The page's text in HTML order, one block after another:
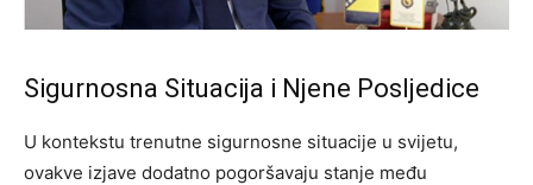
Sigurnosna Situacija i Njene Posljedice
U kontekstu trenutne sigurnosne situacije u svijetu,
ovakve izjave dodatno pogoršavaju stanje među